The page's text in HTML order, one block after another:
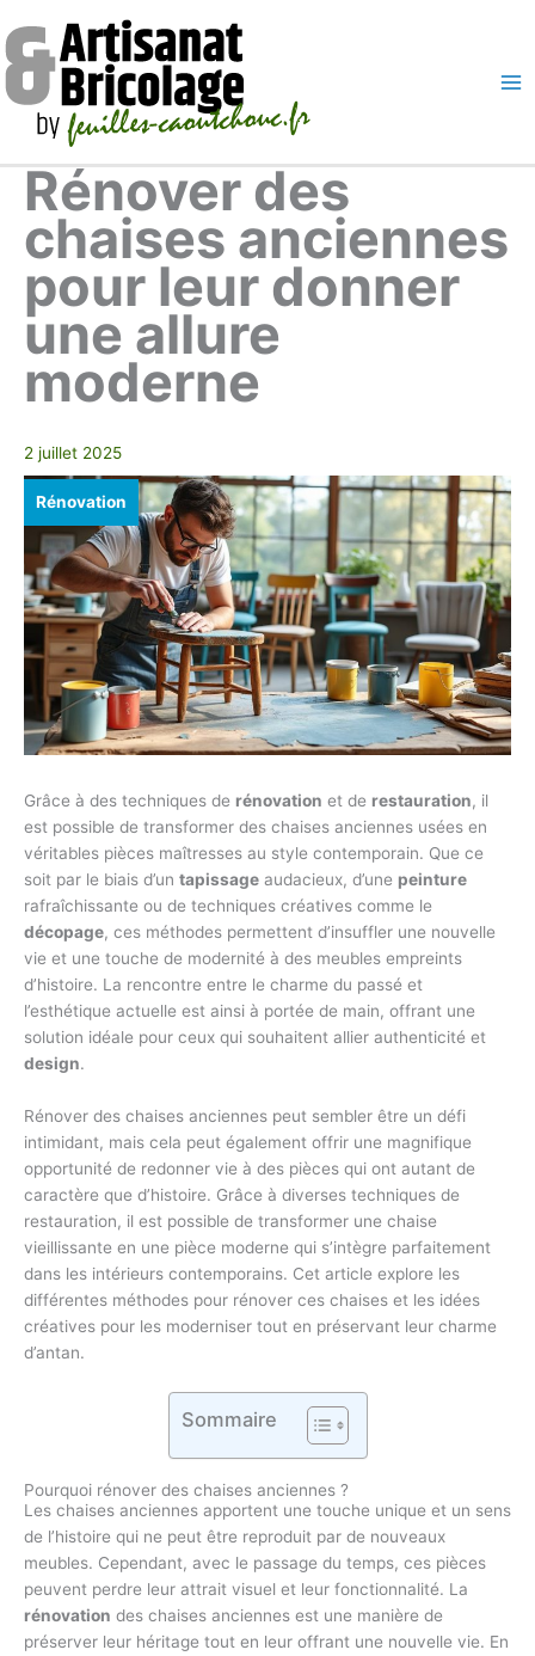
au
contenu
Rénover des
chaises anciennes
pour leur donner
une allure
moderne
2 juillet 2025
Rénovation
Grâce à des techniques de rénovation et de restauration, il
est possible de transformer des chaises anciennes usées en
véritables pièces maîtresses au style contemporain. Que ce
soit par le biais d’un tapissage audacieux, d’une peinture
rafraîchissante ou de techniques créatives comme le
décopage, ces méthodes permettent d’insuffler une nouvelle
vie et une touche de modernité à des meubles empreints
d’histoire. La rencontre entre le charme du passé et
l’esthétique actuelle est ainsi à portée de main, offrant une
solution idéale pour ceux qui souhaitent allier authenticité et
design.
Rénover des chaises anciennes peut sembler être un défi
intimidant, mais cela peut également offrir une magnifique
opportunité de redonner vie à des pièces qui ont autant de
caractère que d’histoire. Grâce à diverses techniques de
restauration, il est possible de transformer une chaise
vieillissante en une pièce moderne qui s’intègre parfaitement
dans les intérieurs contemporains. Cet article explore les
différentes méthodes pour rénover ces chaises et les idées
créatives pour les moderniser tout en préservant leur charme
d’antan.
Sommaire
Pourquoi rénover des chaises anciennes ?
Les chaises anciennes apportent une touche unique et un sens
de l’histoire qui ne peut être reproduit par de nouveaux
meubles. Cependant, avec le passage du temps, ces pièces
peuvent perdre leur attrait visuel et leur fonctionnalité. La
rénovation des chaises anciennes est une manière de
préserver leur héritage tout en leur offrant une nouvelle vie. En